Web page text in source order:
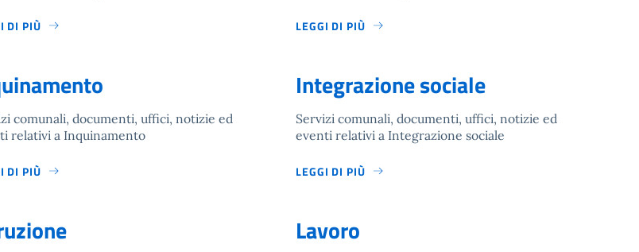
DI PIÙ LEGGI DI PIÙ
comunali, documenti, uffici, notizie ed
relativi a Inquinamento
DI PIÙ
Integrazione sociale
Servizi comunali, documenti, uffici, notizie ed
eventi relativi a Integrazione sociale
LEGGI DI PIÙ
Lavoro